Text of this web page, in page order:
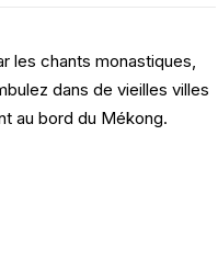
les chants monastiques,
dans de vieilles villes
au bord du Mékong.